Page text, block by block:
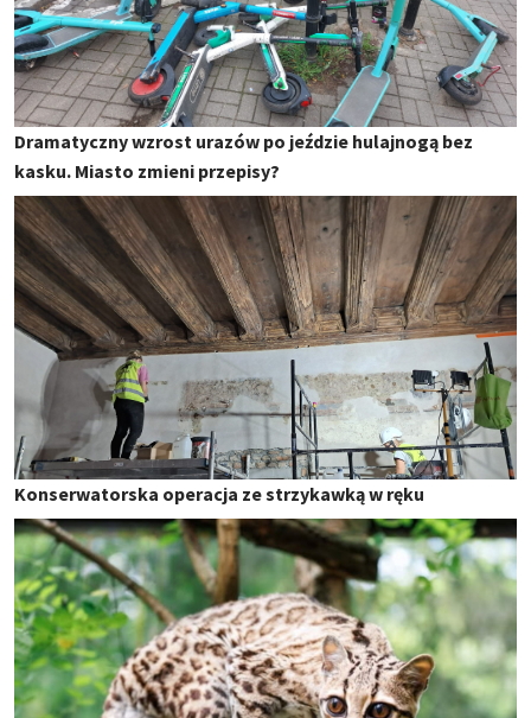
Dramatyczny wzrost urazów po jeździe hulajnogą bez
kasku. Miasto zmieni przepisy?
Konserwatorska operacja ze strzykawką w ręku